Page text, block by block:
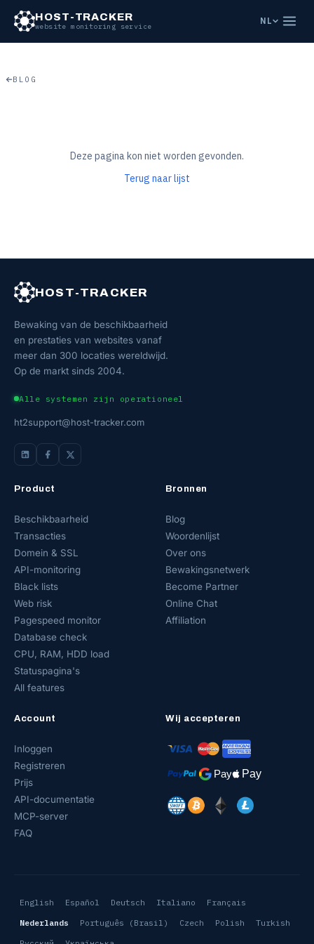
Naar hoofdinhoud springen
HOST-TRACKER
website monitoring service
NL
BLOG
Deze pagina kon niet worden gevonden.
Terug naar lijst
HOST-TRACKER
Bewaking van de beschikbaarheid
en prestaties van websites vanaf
meer dan 300 locaties wereldwijd.
Op de markt sinds 2004.
Alle systemen zijn operationeel
ht2support@host-tracker.com
Product
Beschikbaarheid
Transacties
Domein & SSL
API-monitoring
Black lists
Web risk
Pagespeed monitor
Database check
CPU, RAM, HDD load
Statuspagina's
All features
Bronnen
Blog
Woordenlijst
Over ons
Bewakingsnetwerk
Become Partner
Online Chat
Affiliation
Account
Inloggen
Registreren
Prijs
API-documentatie
MCP-server
FAQ
Wij accepteren
English Español Deutsch Italiano
Français
Nederlands
Português (Brasil) Czech Polish
Turkish